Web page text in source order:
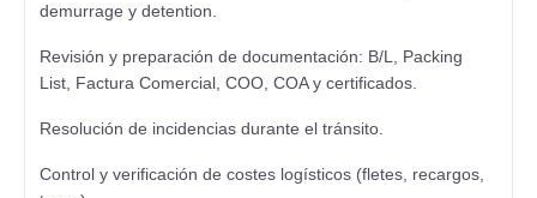
demurrage y detention.
Revisión y preparación de documentación: B/L, Packing
List, Factura Comercial, COO, COA y certificados.
Resolución de incidencias durante el tránsito.
Control y verificación de costes logísticos (fletes, recargos,